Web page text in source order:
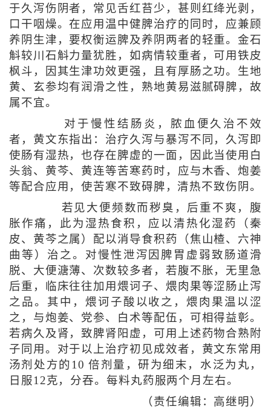
于久泻伤阴者，常见舌红苔少，甚则红绛光剥，
口干咽燥。在应用温中健脾治疗的同时，应兼顾
养阴生津，要权衡运脾及养阴两者的轻重。金石
斛较川石斛力量犹胜，如病情较重者，可用铁皮
枫斗，因其生津功效更强，且有厚肠之功。生地
黄、玄参均有润滑之性，熟地黄易滋腻碍脾，故
属不宜。
对于慢性结肠炎，脓血便久治不效
者，黄文东指出：治疗久泻与暴泻不同，久泻即
使肠有湿热，也存在脾虚的一面，因此当使用白
头翁、黄芩、黄连等苦寒药时，应与木香、炮姜
等配合应用，使苦寒不致碍脾，清热不致伤阴。
若见大便频数而秽臭，后重不爽，腹
胀作痛，此为湿热食积，应以清热化湿药（秦
皮、黄芩之属）配以消导食积药（焦山楂、六神
曲等）治之。对慢性泄泻因脾胃虚弱致肠道滑
脱、大便溏薄、次数较多者，若腹不胀，无里急
后重，临床往往加用煨诃子、煨肉果等涩肠止泻
之品。其中，煨诃子酸以收之，煨肉果温以涩
之，与炮姜、党参、白术等配伍，可相得益彰。
若病久及肾，致脾肾阳虚，可用上述药物合熟附
子同用。对于以上治疗初见成效者，黄文东常用
汤剂处方的10 倍剂量，研为细末，水泛为丸，
日服12克，分吞。每料丸药服两个月左右。
（责任编辑：高继明）